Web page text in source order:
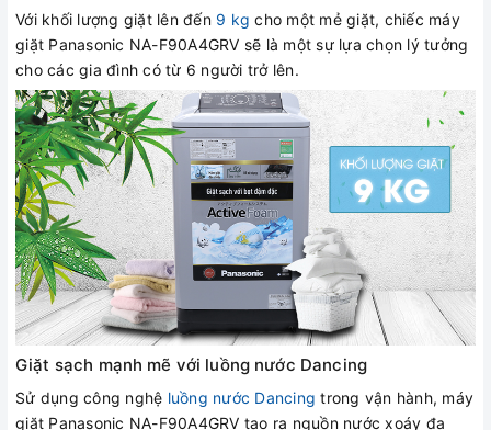
Với khối lượng giặt lên đến 9 kg cho một mẻ giặt, chiếc máy
giặt Panasonic NA-F90A4GRV sẽ là một sự lựa chọn lý tưởng
cho các gia đình có từ 6 người trở lên.
Giặt sạch mạnh mẽ với luồng nước Dancing
Sử dụng công nghệ luồng nước Dancing trong vận hành, máy
giặt Panasonic NA-F90A4GRV tạo ra nguồn nước xoáy đa